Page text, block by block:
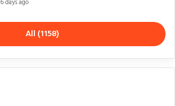
6 days ago
All (1158)